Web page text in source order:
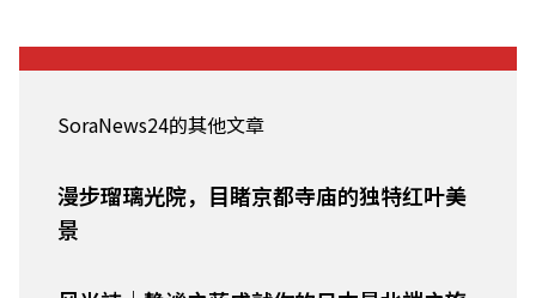
SoraNews24的其他文章
漫步瑠璃光院，目睹京都寺庙的独特红叶美
景